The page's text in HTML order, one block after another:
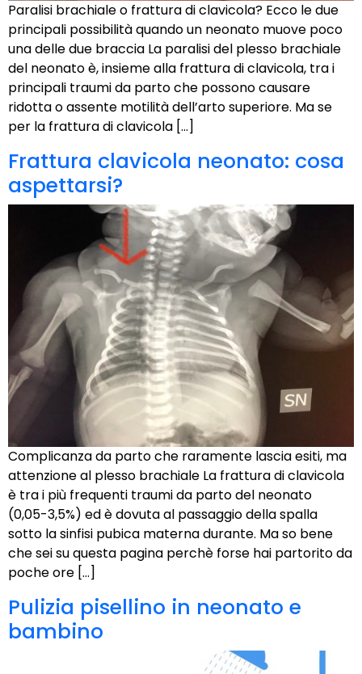
Paralisi brachiale o frattura di clavicola? Ecco le due
principali possibilità quando un neonato muove poco
una delle due braccia La paralisi del plesso brachiale
del neonato è, insieme alla frattura di clavicola, tra i
principali traumi da parto che possono causare
ridotta o assente motilità dell’arto superiore. Ma se
per la frattura di clavicola […]
Frattura clavicola neonato: cosa
aspettarsi?
Complicanza da parto che raramente lascia esiti, ma
attenzione al plesso brachiale La frattura di clavicola
è tra i più frequenti traumi da parto del neonato
(0,05-3,5%) ed è dovuta al passaggio della spalla
sotto la sinfisi pubica materna durante. Ma so bene
che sei su questa pagina perchè forse hai partorito da
poche ore […]
Pulizia pisellino in neonato e
bambino